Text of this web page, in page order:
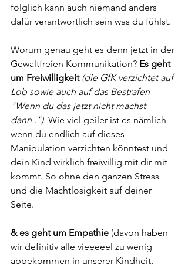
folglich kann auch niemand anders
dafür verantwortlich sein was du fühlst.
Worum genau geht es denn jetzt in der
Gewaltfreien Kommunikation? Es geht
um Freiwilligkeit (die GfK verzichtet auf
Lob sowie auch auf das Bestrafen
"Wenn du das jetzt nicht machst
dann.."). Wie viel geiler ist es nämlich
wenn du endlich auf dieses
Manipulation verzichten könntest und
dein Kind wirklich freiwillig mit dir mit
kommt. So ohne den ganzen Stress
und die Machtlosigkeit auf deiner
Seite.
& es geht um Empathie (davon haben
wir definitiv alle vieeeeel zu wenig
abbekommen in unserer Kindheit,